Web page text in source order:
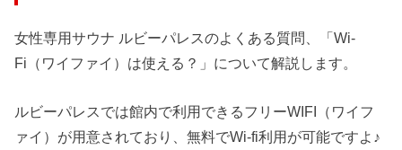
女性専用サウナ ルビーパレスのよくある質問、「Wi-
Fi（ワイファイ）は使える？」について解説します。
ルビーパレスでは館内で利用できるフリーWIFI（ワイフ
ァイ）が用意されており、無料でWi-fi利用が可能ですよ♪